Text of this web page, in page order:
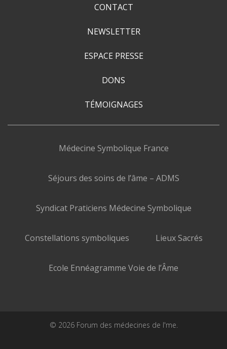
CONTACT
NEWSLETTER
ESPACE PRESSE
DONS
TÉMOIGNAGES
Médecine Symbolique France
Séjours des soins de l’âme – ADMS
Syndicat Praticiens Médecine Symbolique
Constellations symboliques Lieux Sacrés
Ecole Ennéagramme Voie de l’Âme
© 2026 Forum des médecines de l'me.